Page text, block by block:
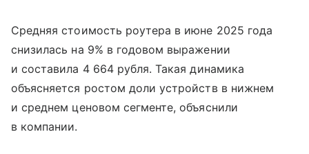
Средняя стоимость роутера в июне 2025 года
снизилась на 9% в годовом выражении
и составила 4 664 рубля. Такая динамика
объясняется ростом доли устройств в нижнем
и среднем ценовом сегменте, объяснили
в компании.